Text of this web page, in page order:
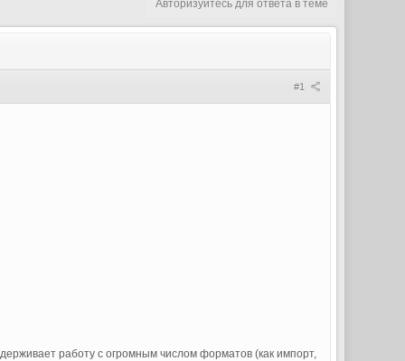
Авторизуйтесь для ответа в теме
#1
работу с огромным числом форматов (как импорт,